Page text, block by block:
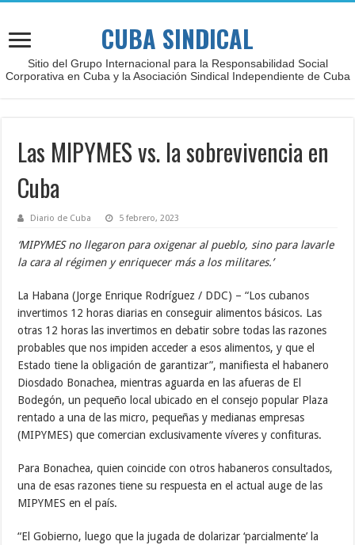
CUBA SINDICAL
Sitio del Grupo Internacional para la Responsabilidad Social
Corporativa en Cuba y la Asociación Sindical Independiente de Cuba
Las MIPYMES vs. la sobrevivencia en
Cuba
Diario de Cuba 5 febrero, 2023
‘MIPYMES no llegaron para oxigenar al pueblo, sino para lavarle
la cara al régimen y enriquecer más a los militares.’
La Habana (Jorge Enrique Rodríguez / DDC) – “Los cubanos
invertimos 12 horas diarias en conseguir alimentos básicos. Las
otras 12 horas las invertimos en debatir sobre todas las razones
probables que nos impiden acceder a esos alimentos, y que el
Estado tiene la obligación de garantizar”, manifiesta el habanero
Diosdado Bonachea, mientras aguarda en las afueras de El
Bodegón, un pequeño local ubicado en el consejo popular Plaza
rentado a una de las micro, pequeñas y medianas empresas
(MIPYMES) que comercian exclusivamente víveres y confituras.
Para Bonachea, quien coincide con otros habaneros consultados,
una de esas razones tiene su respuesta en el actual auge de las
MIPYMES en el país.
“El Gobierno, luego que la jugada de dolarizar ‘parcialmente’ la